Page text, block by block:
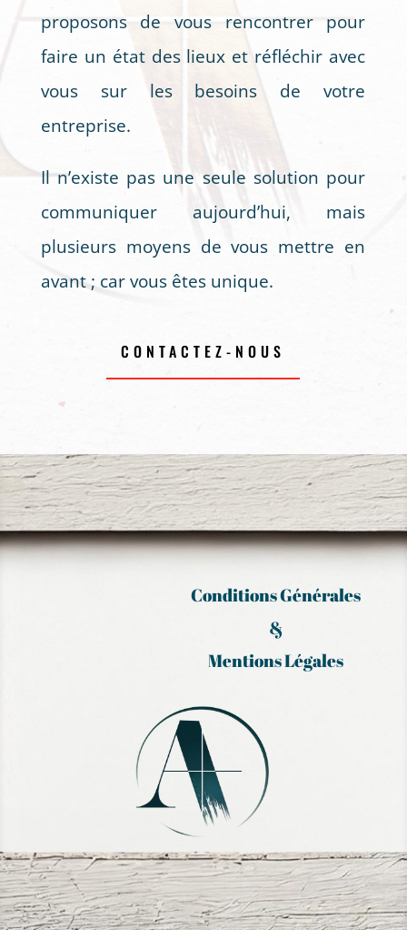
proposons de vous rencontrer pour
faire un état des lieux et réfléchir avec
vous sur les besoins de votre
entreprise.
Il n’existe pas une seule solution pour
communiquer aujourd’hui, mais
plusieurs moyens de vous mettre en
avant ; car vous êtes unique.
CONTACTEZ-NOUS
Conditions Générales
&
Mentions Légales